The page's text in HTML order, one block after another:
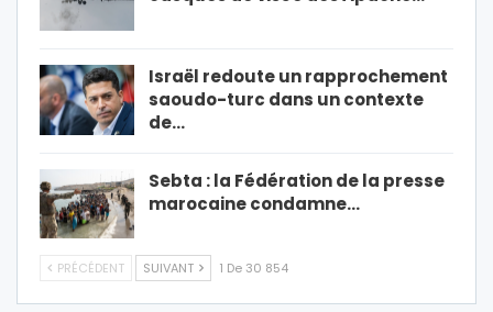
Israël redoute un rapprochement
saoudo-turc dans un contexte
de…
Sebta : la Fédération de la presse
marocaine condamne…
PRÉCÉDENT SUIVANT 1 De 30 854